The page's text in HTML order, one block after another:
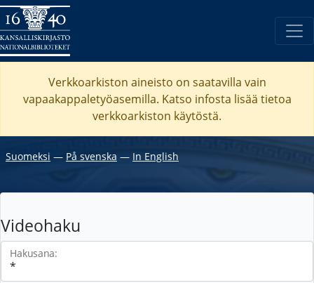
Verkkoarkiston aineisto on saatavilla vain
vapaakappaletyöasemilla. Katso infosta lisää tietoa
verkkoarkiston käytöstä.
Suomeksi ― På svenska ― In English
Videohaku
Hakusana: